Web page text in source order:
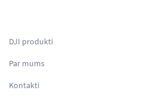
DJI produkti
Par mums
Kontakti